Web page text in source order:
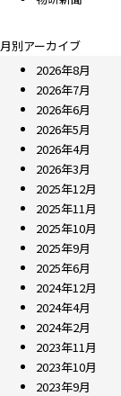
月別アーカイブ
2026年8月
2026年7月
2026年6月
2026年5月
2026年4月
2026年3月
2025年12月
2025年11月
2025年10月
2025年9月
2025年6月
2024年12月
2024年4月
2024年2月
2023年11月
2023年10月
2023年9月